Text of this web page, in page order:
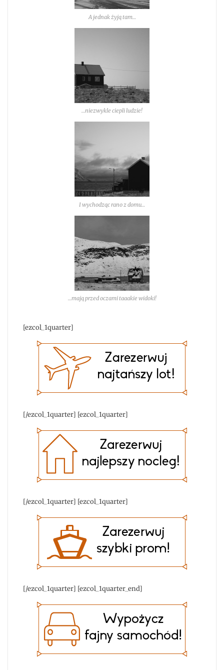
A jednak żyją tam…
…niezwykle ciepli ludzie!
I wychodząc rano z domu…
…mają przed oczami taaakie widoki!
[ezcol_1quarter]
[/ezcol_1quarter] [ezcol_1quarter]
[/ezcol_1quarter] [ezcol_1quarter]
[/ezcol_1quarter] [ezcol_1quarter_end]